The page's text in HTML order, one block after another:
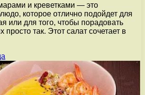
и креветками — это
которое отлично подойдет для
или для того, чтобы порадовать
просто так. Этот салат сочетает в